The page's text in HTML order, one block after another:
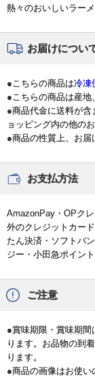
熱々のおいしいラー
お届けについ
●こちらの商品は冷凍
●こちらの商品は産地
●商品代金に送料が含
ョッピング内の他の
●商品の性質上、お届
お支払方法
AmazonPay・OPク
外のクレジットカー
たん決済・ソフトバ
ジー・小田急ポイン
ご注意
●賞味期限・賞味期間
ります。お品物の到
ります。
●商品の画像はお使